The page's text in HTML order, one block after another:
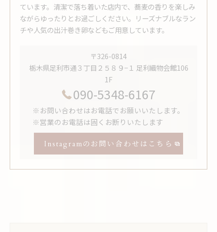
ています。清潔で落ち着いた店内で、蕎麦の香りを楽しみ
ながらゆったりとお過ごしください。リーズナブルなラン
チや人気の出汁巻き卵などもご用意しています。
〒326-0814
栃木県足利市通３丁目２５８９−１ 足利織物会館106
1F
090-5348-6167
※お問い合わせはお電話でお願いいたします。
※営業のお電話は固くお断りいたします
Instagramのお問い合わせはこちら